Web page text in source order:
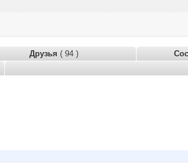
Друзья ( 94 )